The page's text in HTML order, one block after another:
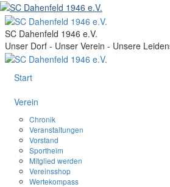
SC Dahenfeld 1946 e.V.
Unser Dorf - Unser Verein - Unsere
Start
Verein
Chronik
Veranstaltungen
Vorstand
Sportheim
Mitglied werden
Vereinsshop
Wertekompass